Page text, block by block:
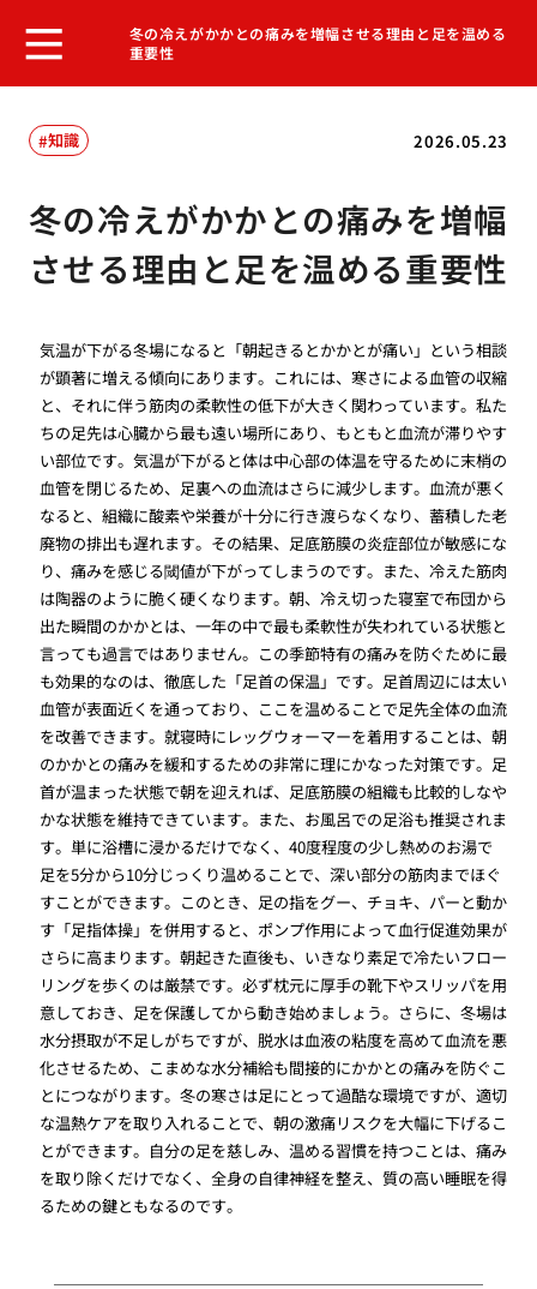
冬の冷えがかかとの痛みを増幅させる理由と足を温める
重要性
2026.05.23
知識
冬の冷えがかかとの痛みを増幅
させる理由と足を温める重要性
気温が下がる冬場になると「朝起きるとかかとが痛い」という相談
が顕著に増える傾向にあります。これには、寒さによる血管の収縮
と、それに伴う筋肉の柔軟性の低下が大きく関わっています。私た
ちの足先は心臓から最も遠い場所にあり、もともと血流が滞りやす
い部位です。気温が下がると体は中心部の体温を守るために末梢の
血管を閉じるため、足裏への血流はさらに減少します。血流が悪く
なると、組織に酸素や栄養が十分に行き渡らなくなり、蓄積した老
廃物の排出も遅れます。その結果、足底筋膜の炎症部位が敏感にな
り、痛みを感じる閾値が下がってしまうのです。また、冷えた筋肉
は陶器のように脆く硬くなります。朝、冷え切った寝室で布団から
出た瞬間のかかとは、一年の中で最も柔軟性が失われている状態と
言っても過言ではありません。この季節特有の痛みを防ぐために最
も効果的なのは、徹底した「足首の保温」です。足首周辺には太い
血管が表面近くを通っており、ここを温めることで足先全体の血流
を改善できます。就寝時にレッグウォーマーを着用することは、朝
のかかとの痛みを緩和するための非常に理にかなった対策です。足
首が温まった状態で朝を迎えれば、足底筋膜の組織も比較的しなや
かな状態を維持できています。また、お風呂での足浴も推奨されま
す。単に浴槽に浸かるだけでなく、40度程度の少し熱めのお湯で
足を5分から10分じっくり温めることで、深い部分の筋肉までほぐ
すことができます。このとき、足の指をグー、チョキ、パーと動か
す「足指体操」を併用すると、ポンプ作用によって血行促進効果が
さらに高まります。朝起きた直後も、いきなり素足で冷たいフロー
リングを歩くのは厳禁です。必ず枕元に厚手の靴下やスリッパを用
意しておき、足を保護してから動き始めましょう。さらに、冬場は
水分摂取が不足しがちですが、脱水は血液の粘度を高めて血流を悪
化させるため、こまめな水分補給も間接的にかかとの痛みを防ぐこ
とにつながります。冬の寒さは足にとって過酷な環境ですが、適切
な温熱ケアを取り入れることで、朝の激痛リスクを大幅に下げるこ
とができます。自分の足を慈しみ、温める習慣を持つことは、痛み
を取り除くだけでなく、全身の自律神経を整え、質の高い睡眠を得
るための鍵ともなるのです。